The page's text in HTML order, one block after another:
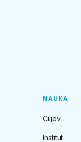
NAUKA
Ciljevi
Institut